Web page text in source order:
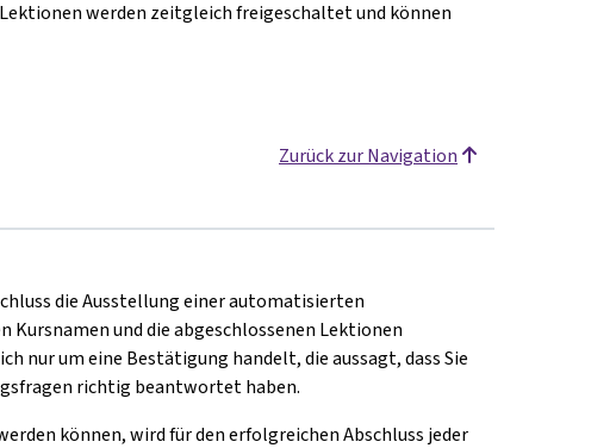
werden zeitgleich freigeschaltet und können
Zurück zur Navigation
die Ausstellung einer automatisierten
und die abgeschlossenen Lektionen
nur um eine Bestätigung handelt, die aussagt, dass Sie
richtig beantwortet haben.
können, wird für den erfolgreichen Abschluss jeder